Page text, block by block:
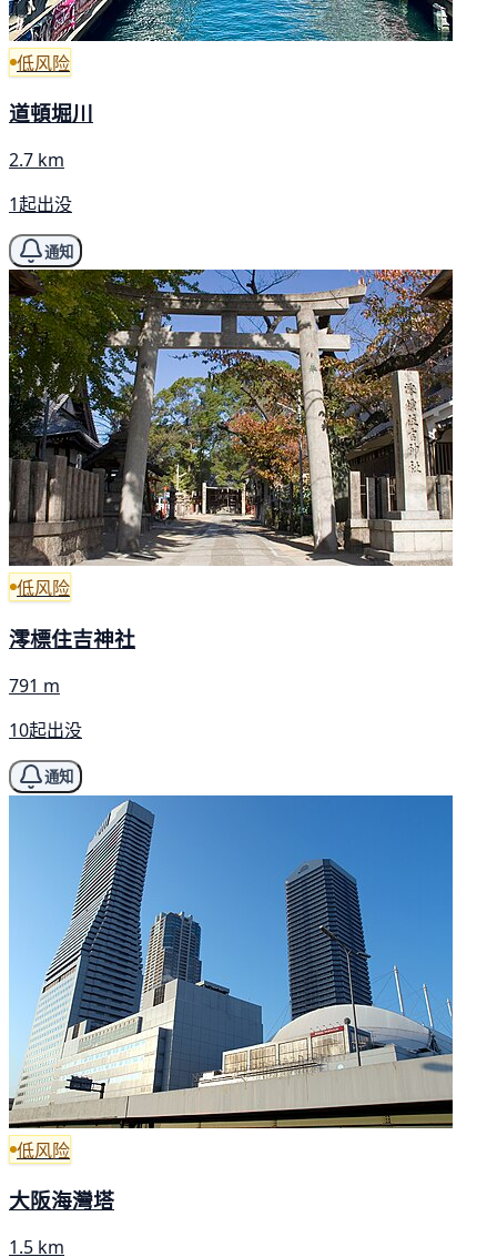
低风险
道頓堀川
2.7 km
1起出没
通知
低风险
澪標住吉神社
791 m
10起出没
通知
低风险
大阪海灣塔
1.5 km